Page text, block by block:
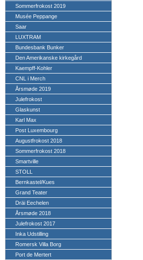
Sommerfrokost 2019
Musée Peppange
Saar
LUXTRAM
Bundesbank Bunker
Den Amerikanske kirkegård
Kaempff-Kohler
CNL i Merch
Årsmøde 2019
Julefrokost
Glaskunst
Karl Max
Post Luxembourg
Augustfrokost 2018
Sommerfrokost 2018
Smartville
STOLL
Bernkastel/Kues
Grand Teater
Dräi Eechelen
Årsmøde 2018
Julefrokost 2017
Inka Udstilling
Romersk Villa Borg
Port de Mertert